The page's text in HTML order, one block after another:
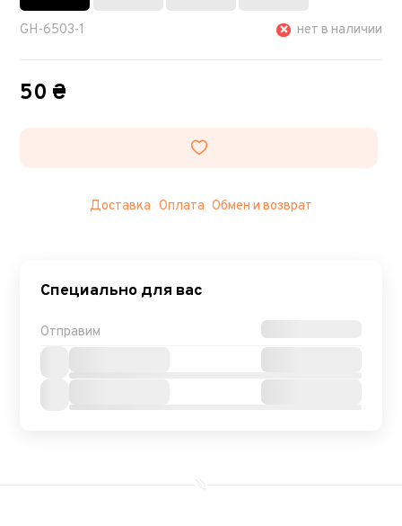
GH-6503-1 нет в наличии
50 ₴
Доставка Оплата Обмен и возврат
Специально для вас
Отправим